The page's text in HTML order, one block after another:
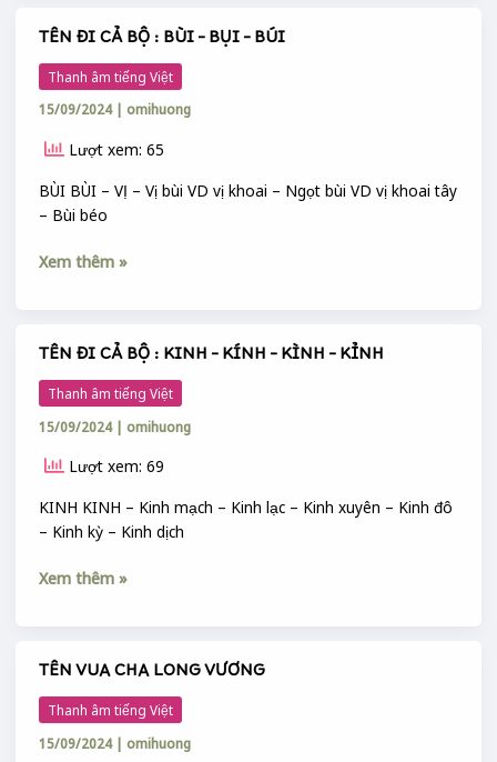
TÊN ĐI CẢ BỘ : BÙI – BỤI – BÚI
Thanh âm tiếng Việt
15/09/2024 | omihuong
Lượt xem: 65
BÙI BÙI – VỊ – Vị bùi VD vị khoai – Ngọt bùi VD vị khoai tây
– Bùi béo
TÊN
ĐI
CẢ
BỘ
BÙI
–
BỤI
BÚI
Xem thêm »
TÊN ĐI CẢ BỘ : KINH – KÍNH – KÌNH – KỈNH
Thanh âm tiếng Việt
15/09/2024 | omihuong
Lượt xem: 69
KINH KINH – Kinh mạch – Kinh lạc – Kinh xuyên – Kinh đô
– Kinh kỳ – Kinh dịch
TÊN
ĐI
CẢ
BỘ
KINH
–
KÍNH
KÌNH
Xem thêm »
TÊN VUA CHA LONG VƯƠNG
Thanh âm tiếng Việt
15/09/2024 | omihuong
TÊN
VUA
CHA
LONG